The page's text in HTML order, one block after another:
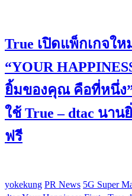
True เปิดแพ็กเกจใ
“YOUR
ยิ้มของคุณ คือที่หนึ่ง
ใช้ True – dtac นา
ฟรี
yokekung PR News 5G Super